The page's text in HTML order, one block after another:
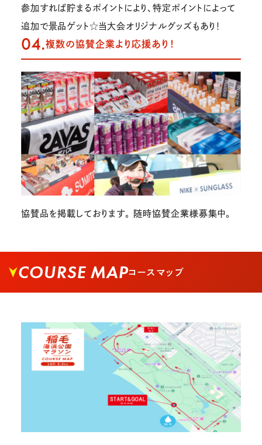
参加すれば貯まるポイントにより、特定ポイントによって
追加で景品ゲット☆当大会オリジナルグッズもあり！
04.複数の協賛企業より応援あり！
協賛品を掲載しております。 随時協賛企業様募集中。
COURSE MAPコースマップ